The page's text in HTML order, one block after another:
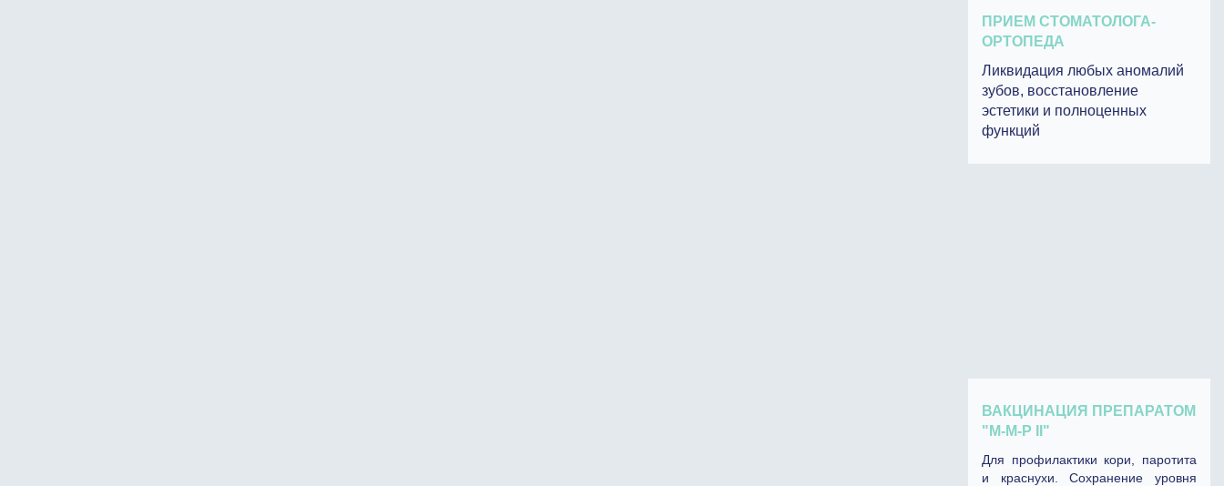
ПРИЕМ СТОМАТОЛОГА-
ОРТОПЕДА
Ликвидация любых аномалий
зубов, восстановление
эстетики и полноценных
функций
ВАКЦИНАЦИЯ ПРЕПАРАТОМ
"М-М-P II"
Для профилактики кори, паротита
и краснухи. Сохранение уровня